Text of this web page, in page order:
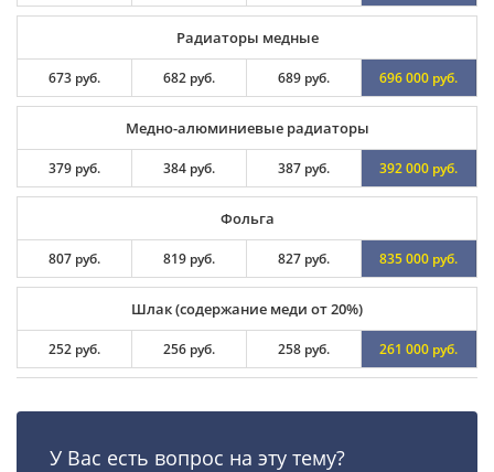
Радиаторы медные
673 руб. 682 руб. 689 руб. 696 000 руб.
Медно-алюминиевые радиаторы
379 руб. 384 руб. 387 руб. 392 000 руб.
Фольга
807 руб. 819 руб. 827 руб. 835 000 руб.
Шлак (содержание меди от 20%)
252 руб. 256 руб. 258 руб. 261 000 руб.
У Вас есть вопрос на эту тему?